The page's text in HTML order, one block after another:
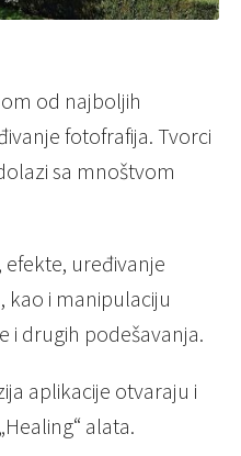
od najboljih
fotofrafija. Tvorci
sa mnoštvom
uređivanje
kao i manipulaciju
i drugih podešavanja.
aplikacije otvaraju i
alata.